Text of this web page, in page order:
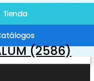
Tienda
(2586)